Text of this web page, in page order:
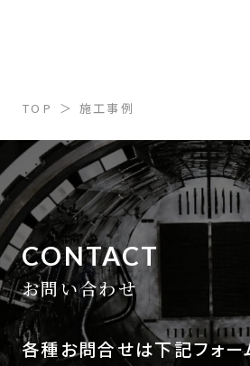
TOP 施工事例
CONTACT
お問い合わせ
各種お問合せは下記フォ